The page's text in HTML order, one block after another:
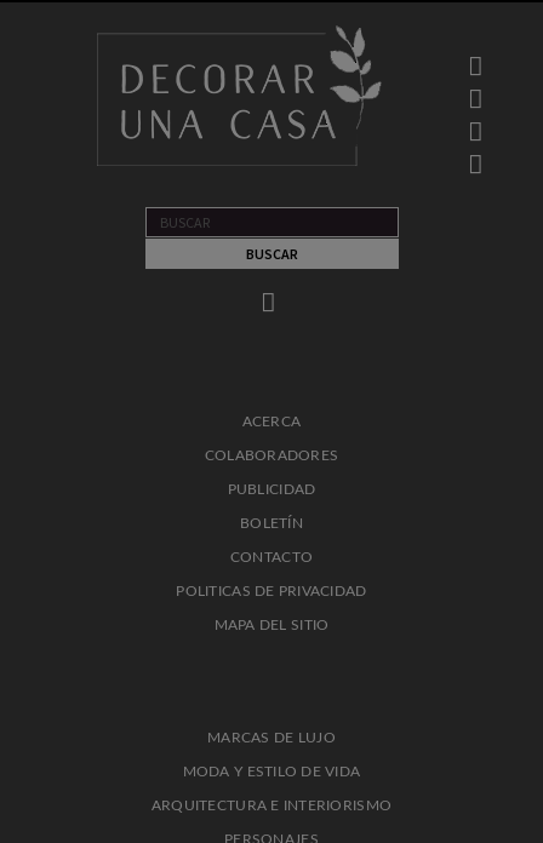
ACERCA
COLABORADORES
PUBLICIDAD
BOLETÍN
CONTACTO
POLITICAS DE PRIVACIDAD
MAPA DEL SITIO
MARCAS DE LUJO
MODA Y ESTILO DE VIDA
ARQUITECTURA E INTERIORISMO
PERSONAJES